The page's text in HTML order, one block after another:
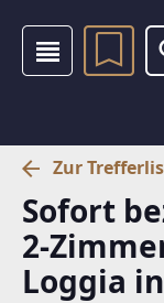
Zur
Sofort
2-
Loggia